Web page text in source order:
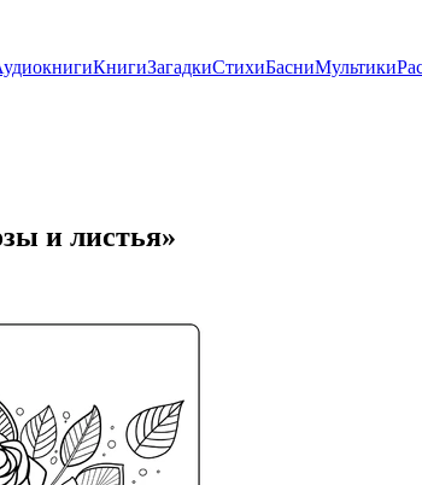
КнигиЗагадкиСтихиБасниМультики
и листья»